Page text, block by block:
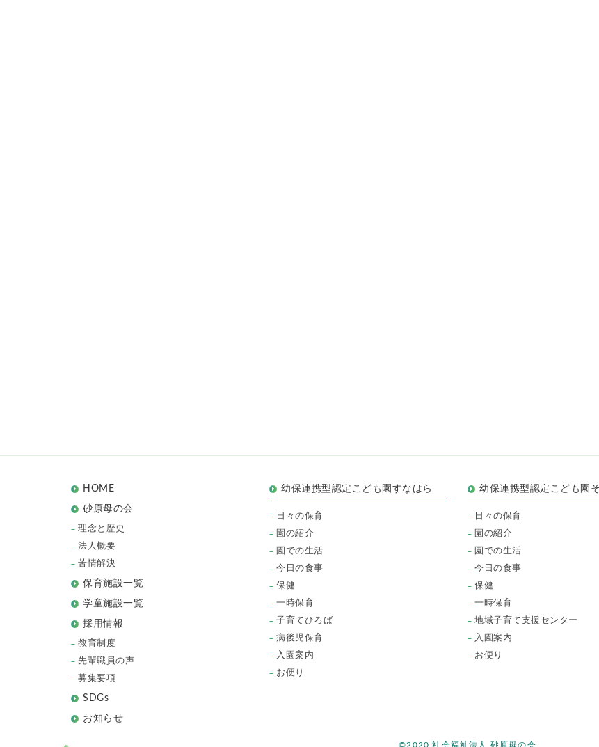
HOME
砂原母の会
理念と歴史
法人概要
苦情解決
保育施設一覧
学童施設一覧
採用情報
教育制度
先輩職員の声
募集要項
SDGs
お知らせ
幼保連携型認定こども園すなはら
日々の保育
園の紹介
園での生活
今日の食事
保健
一時保育
子育てひろば
病後児保育
入園案内
お便り
幼保連携型認定こども園
日々の保育
園の紹介
園での生活
今日の食事
保健
一時保育
地域子育て支援センター
入園案内
お便り
©2020 社会福祉法人 砂原母の会